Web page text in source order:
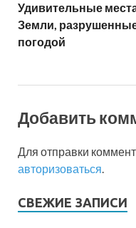
Удивительные
Земли,
погодой
Добавить
Для отправки
авторизоваться
СВЕЖИЕ ЗАПИСИ